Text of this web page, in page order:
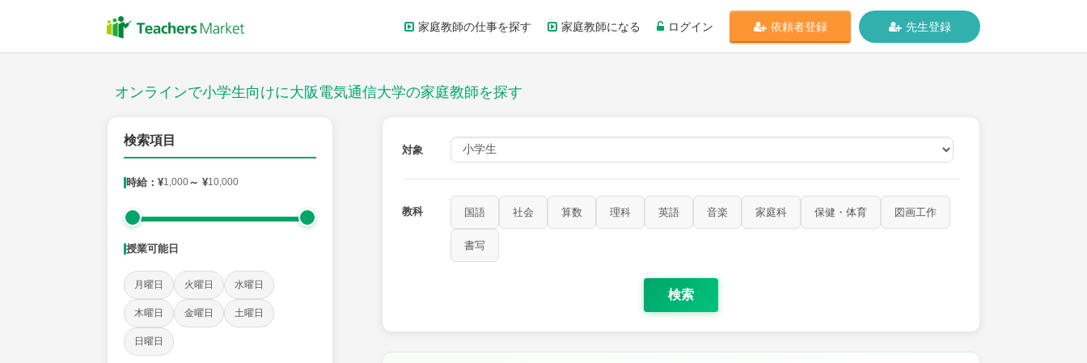
家庭教師の仕事を探す 家庭教師になる ログイン 依頼者登録 先生登録
オンラインで小学生向けに大阪電気通信大学の家庭教師を探す
検索項目
時給：¥1,000～ ¥10,000
授業可能日
月曜日 火曜日 水曜日
木曜日 金曜日 土曜日
日曜日
対象
教科 国語 社会 算数 理科 英語 音楽 家庭科 保健・体育 図画工作
書写
検索
授業スタイル
社会 保健・体育 図画工作 書写
時給：¥1,000 ～ ¥10,000
授業可能日